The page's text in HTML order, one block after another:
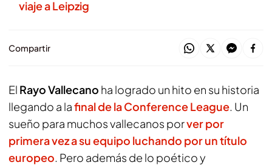
viaje a Leipzig
Compartir
El Rayo Vallecano ha logrado un hito en su historia
llegando a lafinal de la Conference League. Un
sueño para muchos vallecanos porver por
primera vez a su equipo luchando por un título
europeo. Pero además de lo poético y